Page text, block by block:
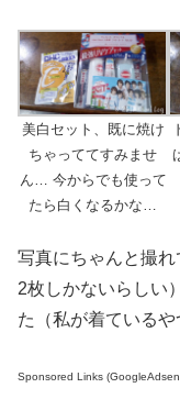
美白セット、既に焼け
ちゃっててすみませ
ん… 今からでも使って
たら白くなるかな…
写真にちゃんと撮
2枚しかないらしい）
た（私が着ているや
Sponsored Links